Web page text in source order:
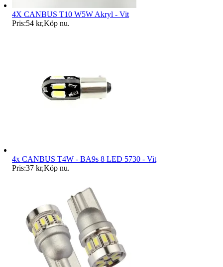
4X CANBUS T10 W5W Akryl - Vit
Pris:54 kr,Köp nu.
4x CANBUS T4W - BA9s 8 LED 5730 - Vit
Pris:37 kr,Köp nu.